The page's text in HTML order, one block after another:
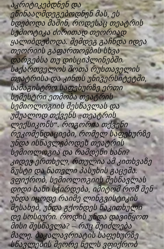
აკრიტიკებდნენ და
ეწინააღმდეგებოდნენ მას, ეს
ხდებოდა მაშინ, როდესაც თეატრის
სემიოტიკა ძირითად თეორიად
ყალიბდებოდა. შემდეგ გაჩნდა იდეა
თეორიის გაფართოების სხვა
დარგებსა თუ დისციპლინებში.
საქართველოს შოთა რუსთაველის
თეატრისა და კინოს უნივერსიტეტში,
სამაგისტრო საფეხურზე ერთი
სემესტრი ეთმობა თეატრის
სემიოლოგიის შესწავლას და
უშუალოდ თქვენს „თეატრის
ლექსიკონს“. როგორია თქვენი
რეკომენდაციები, რომელ საფეხურზე
უნდა ისწავლებოდეს თეატრის
სემიოლოგია და რამდენი ხანი?
კიდევ ერთხელ, რთულია ამ კითხვაზე
ზუსტი და ნათელი პასუხის გაცემა.
ვფიქრობ, სემიოლოგიის შესწავლას
დიდი ხანი სჭირდება, იმიტომ რომ შენ
უნდა იცოდე რაიმე ლინგვისტიკის
შესახებ, უნდა გქონდეს წაკითხული
დე სოსიური. როდის უნდა დავიწყოთ
მისი შესწავლა? – რაც შეიძლება
მალე. ბაკალავრიატის საფეხურზე
სწავლების მეორე წელს ვფიქრობ